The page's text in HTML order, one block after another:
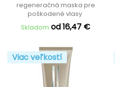
regeneračná maska pre
poškodené vlasy
Skladom od 16,47 €
Viac veľkostí